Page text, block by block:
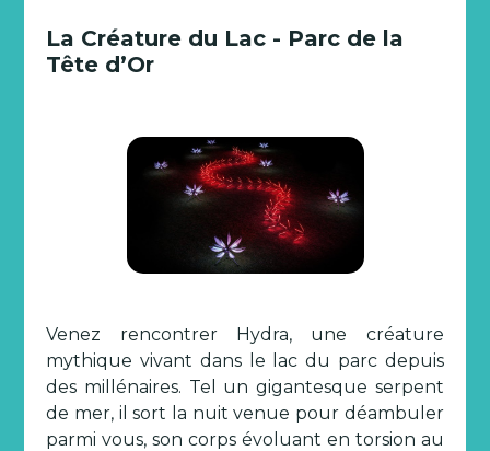
La Créature du Lac - Parc de la
Tête d’Or
Venez rencontrer Hydra, une créature
mythique vivant dans le lac du parc depuis
des millénaires. Tel un gigantesque serpent
de mer, il sort la nuit venue pour déambuler
parmi vous, son corps évoluant en torsion au